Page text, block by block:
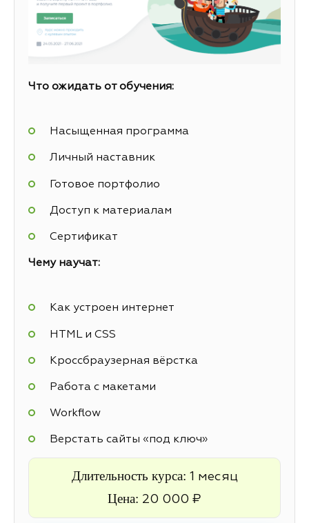
Что ожидать от обучения:
Насыщенная программа
Личный наставник
Готовое портфолио
Доступ к материалам
Сертификат
Чему научат:
Как устроен интернет
HTML и CSS
Кроссбраузерная вёрстка
Работа с макетами
Workflow
Верстать сайты «под ключ»
Длительность курса: 1 месяц
Цена: 20 000 ₽